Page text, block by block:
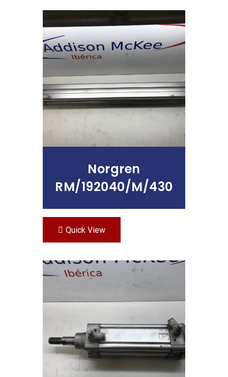
Leer Más
Norgren
RM/192040/M/430
Quick View
Leer Más